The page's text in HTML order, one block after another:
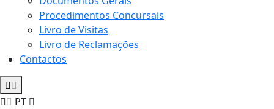
Procedimentos Concursais
Livro de Visitas
Livro de Reclamações
Contactos
PT